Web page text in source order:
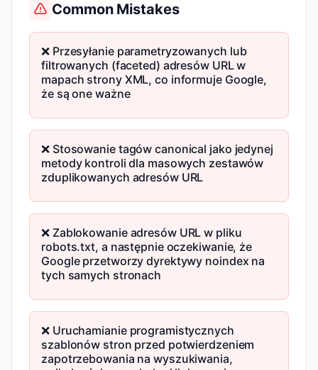
Common Mistakes
❌ Przesyłanie parametryzowanych lub
filtrowanych (faceted) adresów URL w
mapach strony XML, co informuje Google,
że są one ważne
❌ Stosowanie tagów canonical jako jedynej
metody kontroli dla masowych zestawów
zduplikowanych adresów URL
❌ Zablokowanie adresów URL w pliku
robots.txt, a następnie oczekiwanie, że
Google przetworzy dyrektywy noindex na
tych samych stronach
❌ Uruchamianie programistycznych
szablonów stron przed potwierdzeniem
zapotrzebowania na wyszukiwania,